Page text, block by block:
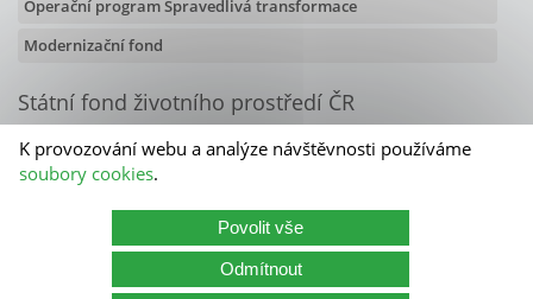
Operační program Spravedlivá transformace
Modernizační fond
Státní fond životního prostředí ČR
Olbrachtova 2006/9
140 00 Praha 4
Kontakty
Státní fond životního prostředí ČR
K provozování webu a analýze návštěvnosti používáme
soubory cookies.
Povolit vše
Odmítnout